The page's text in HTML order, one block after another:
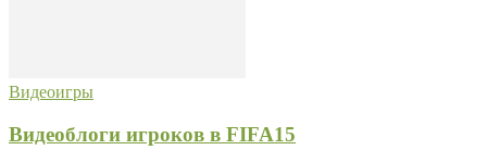
Видеоигры
Видеоблоги игроков в FIFA15